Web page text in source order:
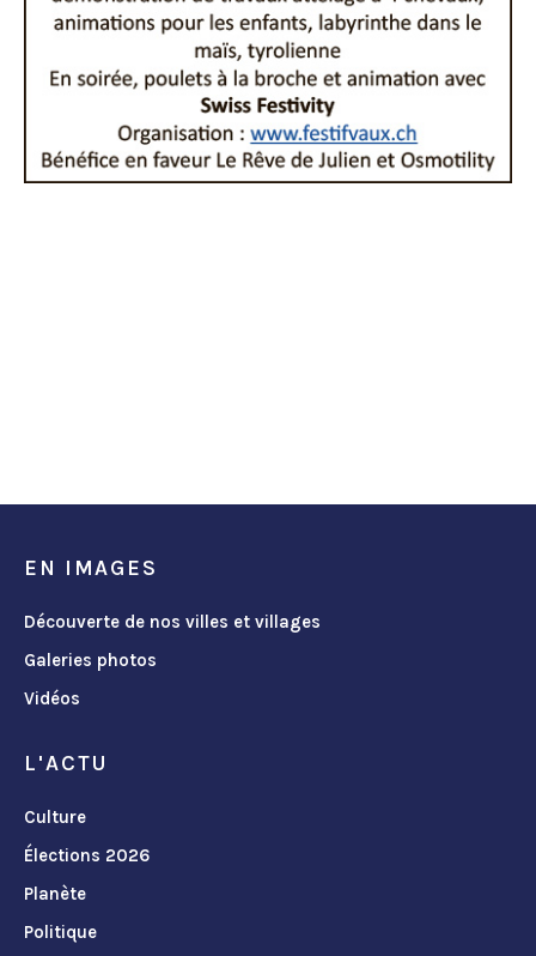
EN IMAGES
Découverte de nos villes et villages
Galeries photos
Vidéos
L'ACTU
Culture
Élections 2026
Planète
Politique